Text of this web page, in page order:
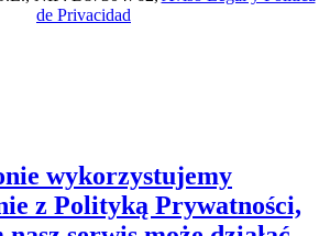
de Privacidad
wykorzystujemy
z Polityką Prywatności,